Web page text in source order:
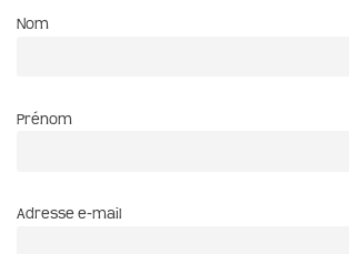
Nom
Prénom
Adresse e-mail